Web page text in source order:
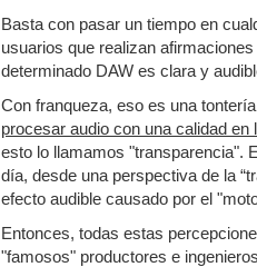
Basta con pasar un tiempo en
usuarios que realizan
determinado DAW es clara y
Con franqueza, eso es una
procesar audio con una calidad
esto lo llamamos "transparencia".
día, desde una perspectiva de la
efecto audible causado por el
Entonces, todas estas
"famosos" productores e